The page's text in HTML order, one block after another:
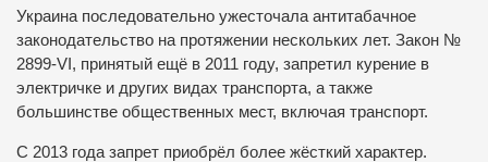
Украина последовательно ужесточала антитабачное
законодательство на протяжении нескольких лет. Закон №
2899-VI, принятый ещё в 2011 году, запретил курение в
электричке и других видах транспорта, а также
большинстве общественных мест, включая транспорт.
С 2013 года запрет приобрёл более жёсткий характер.